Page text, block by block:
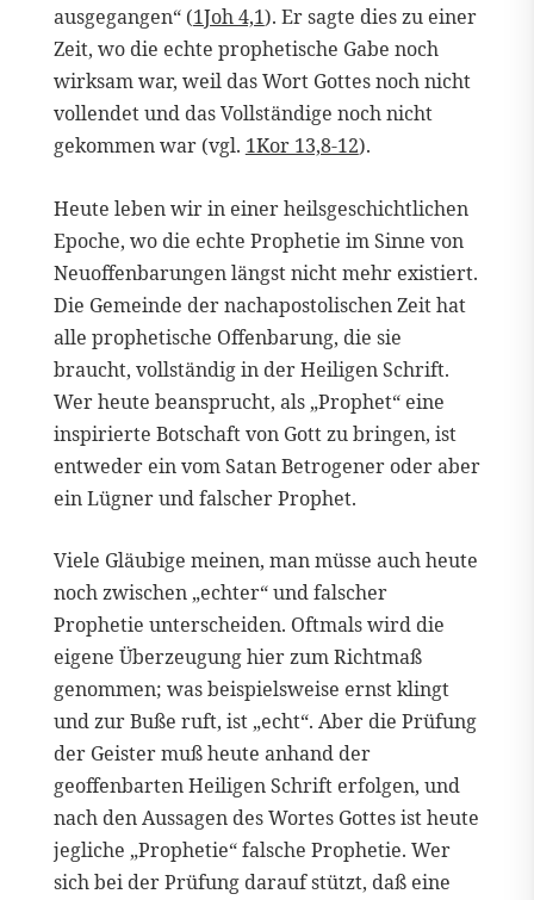
ausgegangen“ (1Joh 4,1). Er sagte dies zu einer
Zeit, wo die echte prophetische Gabe noch
wirksam war, weil das Wort Gottes noch nicht
vollendet und das Vollständige noch nicht
gekommen war (vgl. 1Kor 13,8-12).
Heute leben wir in einer heilsgeschichtlichen
Epoche, wo die echte Prophetie im Sinne von
Neuoffenbarungen längst nicht mehr existiert.
Die Gemeinde der nachapostolischen Zeit hat
alle prophetische Offenbarung, die sie
braucht, vollständig in der Heiligen Schrift.
Wer heute beansprucht, als „Prophet“ eine
inspirierte Botschaft von Gott zu bringen, ist
entweder ein vom Satan Betrogener oder aber
ein Lügner und falscher Prophet.
Viele Gläubige meinen, man müsse auch heute
noch zwischen „echter“ und falscher
Prophetie unterscheiden. Oftmals wird die
eigene Überzeugung hier zum Richtmaß
genommen; was beispielsweise ernst klingt
und zur Buße ruft, ist „echt“. Aber die Prüfung
der Geister muß heute anhand der
geoffenbarten Heiligen Schrift erfolgen, und
nach den Aussagen des Wortes Gottes ist heute
jegliche „Prophetie“ falsche Prophetie. Wer
sich bei der Prüfung darauf stützt, daß eine